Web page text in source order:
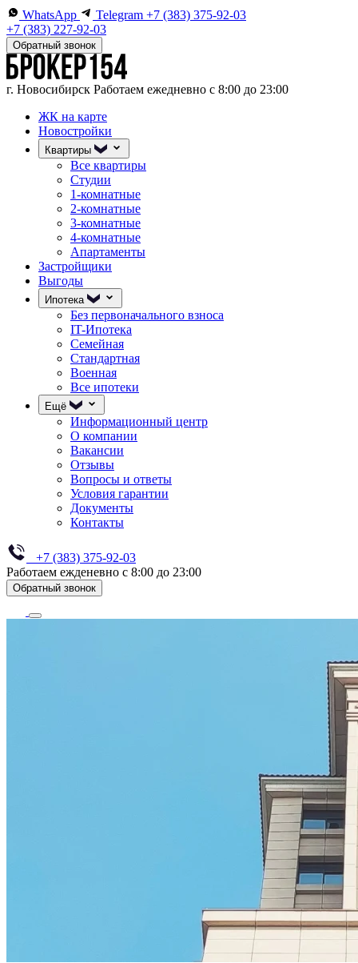
WhatsApp Telegram +7 (383) 375-92-03
+7 (383) 227-92-03
Обратный звонок
г. Новосибирск Работаем ежедневно с 8:00 до 23:00
ЖК на карте
Новостройки
Квартиры
Все квартиры
Студии
1-комнатные
2-комнатные
3-комнатные
4-комнатные
Апартаменты
Застройщики
Выгоды
Ипотека
Без первоначального взноса
IT-Ипотека
Семейная
Стандартная
Военная
Все ипотеки
Ещё
Информационный центр
О компании
Вакансии
Отзывы
Вопросы и ответы
Условия гарантии
Документы
Контакты
+7 (383) 375-92-03
Работаем ежденевно с 8:00 до 23:00
Обратный звонок